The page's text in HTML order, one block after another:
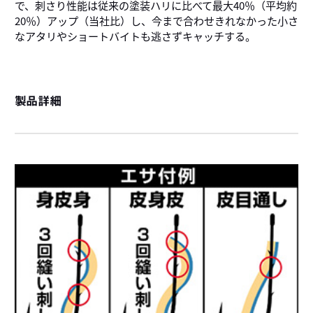
で、刺さり性能は従来の塗装ハリに比べて最大40％（平均約
20％）アップ（当社比）し、今まで合わせきれなかった小さ
なアタリやショートバイトも逃さずキャッチする。
製品詳細